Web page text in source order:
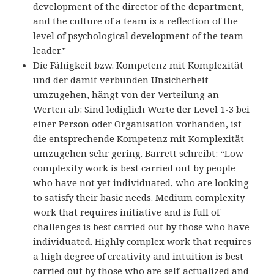
development of the director of the department,
and the culture of a team is a reflection of the
level of psychological development of the team
leader.”
Die Fähigkeit bzw. Kompetenz mit Komplexität
und der damit verbunden Unsicherheit
umzugehen, hängt von der Verteilung an
Werten ab: Sind lediglich Werte der Level 1-3 bei
einer Person oder Organisation vorhanden, ist
die entsprechende Kompetenz mit Komplexität
umzugehen sehr gering. Barrett schreibt: “Low
complexity work is best carried out by people
who have not yet individuated, who are looking
to satisfy their basic needs. Medium complexity
work that requires initiative and is full of
challenges is best carried out by those who have
individuated. Highly complex work that requires
a high degree of creativity and intuition is best
carried out by those who are self-actualized and